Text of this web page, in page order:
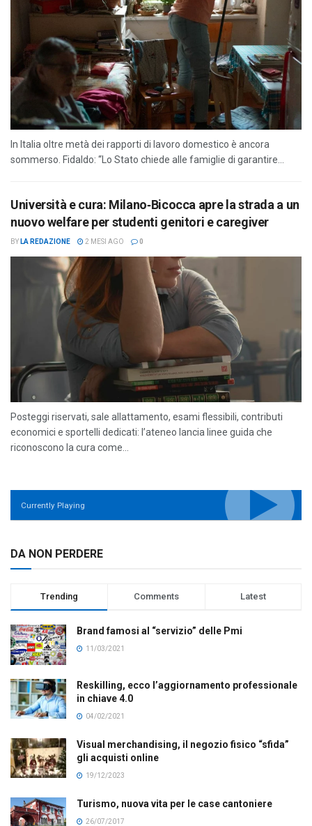
In Italia oltre metà dei rapporti di lavoro domestico è ancora
sommerso. Fidaldo: “Lo Stato chiede alle famiglie di garantire...
Università e cura: Milano‑Bicocca apre la strada a un
nuovo welfare per studenti genitori e caregiver
BY LA REDAZIONE 2 MESI AGO 0
Posteggi riservati, sale allattamento, esami flessibili, contributi
economici e sportelli dedicati: l’ateneo lancia linee guida che
riconoscono la cura come...
Currently Playing
DA NON PERDERE
Trending Comments Latest
Brand famosi al “servizio” delle Pmi
11/03/2021
Reskilling, ecco l’aggiornamento professionale
in chiave 4.0
04/02/2021
Visual merchandising, il negozio fisico “sfida”
gli acquisti online
19/12/2023
Turismo, nuova vita per le case cantoniere
26/07/2017